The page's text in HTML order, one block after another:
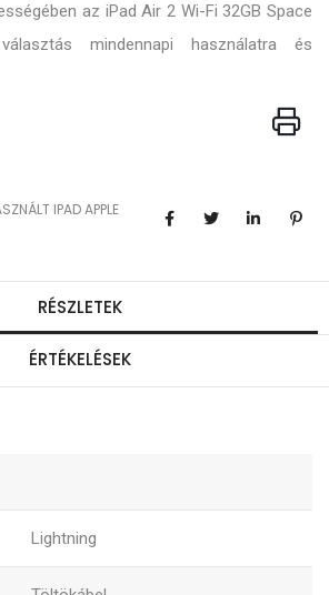
az iPad Air 2 Wi-Fi 32GB Space
mindennapi használatra és
IPADAPPLE
RÉSZLETEK
ÉRTÉKELÉSEK
Lightning